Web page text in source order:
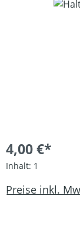
Bildergalerie
4,00 €*
Inhalt: 1
Preise inkl.